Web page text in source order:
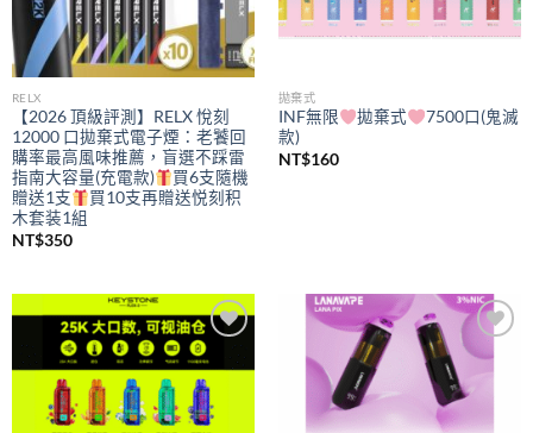
RELX
【2026 頂級評測】RELX 悅刻
12000 口拋棄式電子煙：老饕回
購率最高風味推薦，盲選不踩雷
指南大容量(充電款)
買6支隨機
贈送1支
買10支再贈送悦刻积
木套装1組
NT$350
拋棄式
INF無限 拋棄式
7500口(鬼滅
款)
NT$160
Add to
wishlist
Add to
wishlist